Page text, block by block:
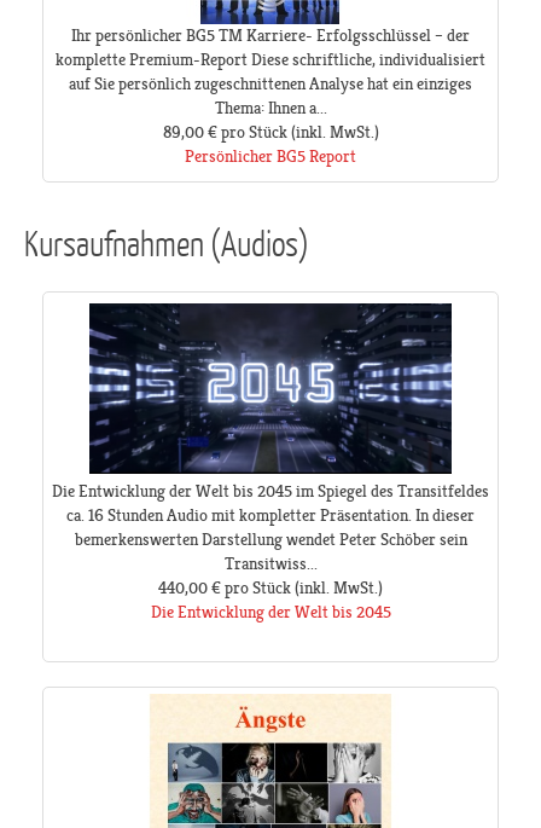
Ihr persönlicher BG5 TM Karriere- Erfolgsschlüssel – der
komplette Premium-Report Diese schriftliche, individualisiert
auf Sie persönlich zugeschnittenen Analyse hat ein einziges
Thema: Ihnen a...
89,00 € pro Stück(inkl. MwSt.)
Persönlicher BG5 Report
Kursaufnahmen (Audios)
Die Entwicklung der Welt bis 2045 im Spiegel des Transitfeldes
ca. 16 Stunden Audio mit kompletter Präsentation. In dieser
bemerkenswerten Darstellung wendet Peter Schöber sein
Transitwiss...
440,00 €pro Stück(inkl. MwSt.)
Die Entwicklung der Welt bis 2045